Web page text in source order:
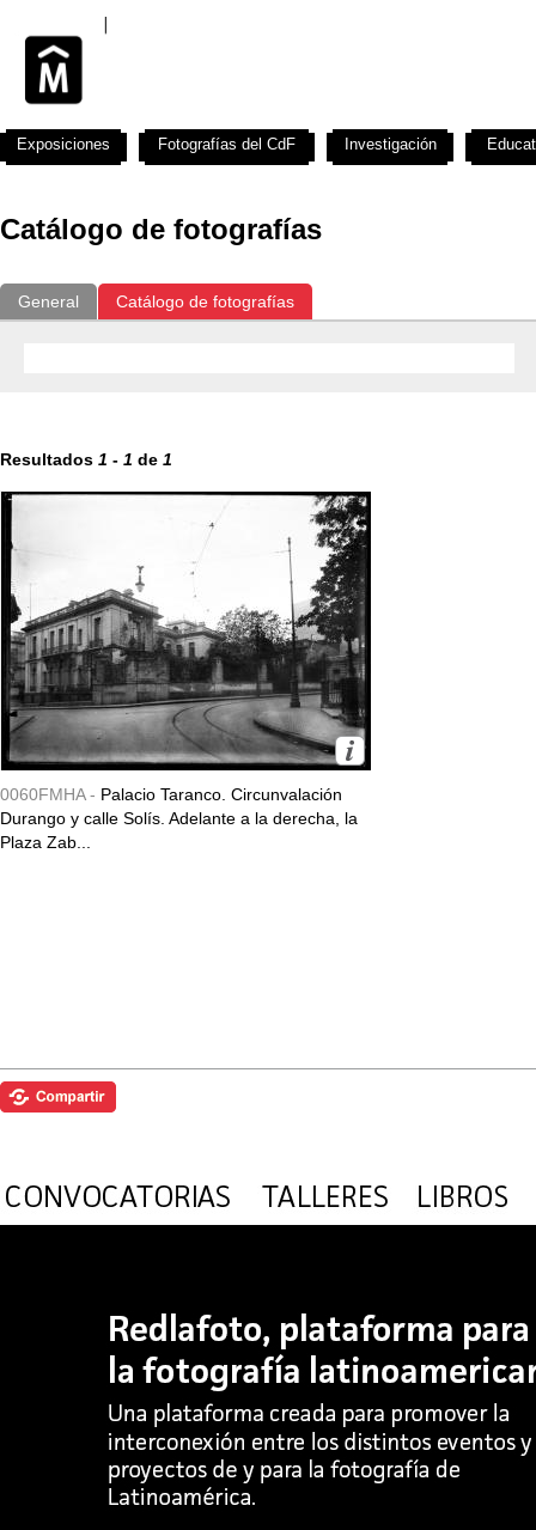
Catálogo de fotografías
General Catálogo de fotografías
Resultados 1 - 1 de 1
0060FMHA - Palacio Taranco. Circunvalación
Durango y calle Solís. Adelante a la derecha, la
Plaza Zab...
Exposiciones Fotografías del CdF Investigación